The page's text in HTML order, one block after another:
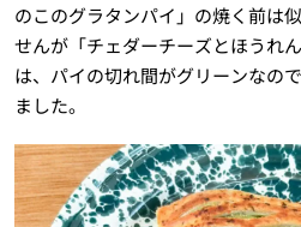
のこのグラタンパイ」の焼く前は
せんが「チェダーチーズとほうれ
は、パイの切れ間がグリーンなの
ました。